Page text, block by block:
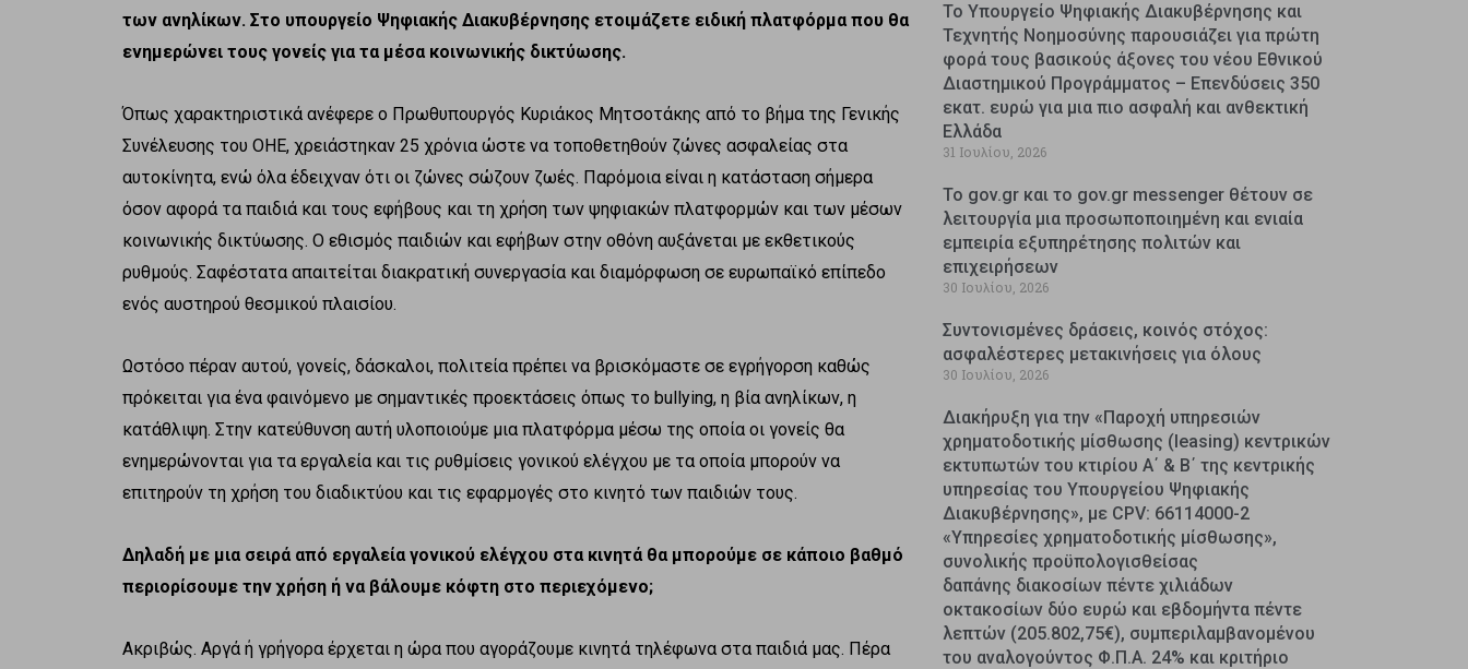
των ανηλίκων. Στο υπουργείο Ψηφιακής Διακυβέρνησης ετοιμάζετε ειδική πλατφόρμα που θα
ενημερώνει τους γονείς για τα μέσα κοινωνικής δικτύωσης.
Όπως χαρακτηριστικά ανέφερε ο Πρωθυπουργός Κυριάκος Μητσοτάκης από το βήμα της Γενικής
Συνέλευσης του ΟΗΕ, χρειάστηκαν 25 χρόνια ώστε να τοποθετηθούν ζώνες ασφαλείας στα
αυτοκίνητα, ενώ όλα έδειχναν ότι οι ζώνες σώζουν ζωές. Παρόμοια είναι η κατάσταση σήμερα
όσον αφορά τα παιδιά και τους εφήβους και τη χρήση των ψηφιακών πλατφορμών και των μέσων
κοινωνικής δικτύωσης. Ο εθισμός παιδιών και εφήβων στην οθόνη αυξάνεται με εκθετικούς
ρυθμούς. Σαφέστατα απαιτείται διακρατική συνεργασία και διαμόρφωση σε ευρωπαϊκό επίπεδο
ενός αυστηρού θεσμικού πλαισίου.
Ωστόσο πέραν αυτού, γονείς, δάσκαλοι, πολιτεία πρέπει να βρισκόμαστε σε εγρήγορση καθώς
πρόκειται για ένα φαινόμενο με σημαντικές προεκτάσεις όπως το bullying, η βία ανηλίκων, η
κατάθλιψη. Στην κατεύθυνση αυτή υλοποιούμε μια πλατφόρμα μέσω της οποία οι γονείς θα
ενημερώνονται για τα εργαλεία και τις ρυθμίσεις γονικού ελέγχου με τα οποία μπορούν να
επιτηρούν τη χρήση του διαδικτύου και τις εφαρμογές στο κινητό των παιδιών τους.
Δηλαδή με μια σειρά από εργαλεία γονικού ελέγχου στα κινητά θα μπορούμε σε κάποιο βαθμό
περιορίσουμε την χρήση ή να βάλουμε κόφτη στο περιεχόμενο;
Ακριβώς. Αργά ή γρήγορα έρχεται η ώρα που αγοράζουμε κινητά τηλέφωνα στα παιδιά μας. Πέρα
Το Υπουργείο Ψηφιακής Διακυβέρνησης και
Τεχνητής Νοημοσύνης παρουσιάζει για πρώτη
φορά τους βασικούς άξονες του νέου Εθνικού
Διαστημικού Προγράμματος – Επενδύσεις 350
εκατ. ευρώ για μια πιο ασφαλή και ανθεκτική
Ελλάδα
31 Ιουλίου, 2026
Το gov.gr και το gov.gr messenger θέτουν σε
λειτουργία μια προσωποποιημένη και ενιαία
εμπειρία εξυπηρέτησης πολιτών και
επιχειρήσεων
30 Ιουλίου, 2026
Συντονισμένες δράσεις, κοινός στόχος:
ασφαλέστερες μετακινήσεις για όλους
30 Ιουλίου, 2026
Διακήρυξη για την «Παροχή υπηρεσιών
χρηματοδοτικής μίσθωσης (leasing) κεντρικών
εκτυπωτών του κτιρίου Α΄ & Β΄ της κεντρικής
υπηρεσίας του Υπουργείου Ψηφιακής
Διακυβέρνησης», με CPV: 66114000-2
«Υπηρεσίες χρηματοδοτικής μίσθωσης»,
συνολικής προϋπολογισθείσας
δαπάνης διακοσίων πέντε χιλιάδων
οκτακοσίων δύο ευρώ και εβδομήντα πέντε
λεπτών (205.802,75€), συμπεριλαμβανομένου
του αναλογούντος Φ.Π.Α. 24% και κριτήριο